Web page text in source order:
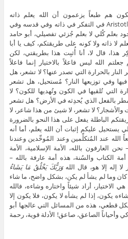
هم طبعاً يزعمون أن الله يعلم ذاته
ومُستغرِق على طريقة أرسطو Aristotle في التفكر في ذاته وفي قدسه وفي
بعلم كُلي لا بعلم جُزئي تفصيلي، أبو حامد
لا ذاته ولا كونه على طريقتكم، كيف يا أبا
قال لا، أنا أُثبِت هذا بطريقتي، لكن
الله ليس فاعلاً بالاختيار إنما فاعلاً
بالحرارة التي تصدر عنها؟ لا تشعر، هل
وفي توزيعها النار؟ مُستحيل، هل تشعر
التي تُلقيها في الكون وتُهديها للكون؟ لا
بالفعل الذي يُحدِثه في الأرض؟ هل تشعر
والأشجار؟ لا تشعر، لا شيئ من هذا شاعر، لا
الباطلة يفعل على هذا النحو بالضرورة
يستحيل عليكم إثبات أن الله يعلم، أما أنه
الله عند المُتكلِّمين وعند المُوحِّدين وعندنا
بالله، الأمة الإسلامية، الأمة
الكتاب والسُنة، هذه أمة عارفة بالله –
إله إلا هو، قال اللهوَرَبُّكَ يَخْلُقُ مَا يَشَاءُ
كان وما لم يشأ لم يكن، بشكل واضح، ما شاء
الاختيار، أراد شيئاً واختاره وشاءه، فالله
يكون، إذا لم يشأه لا يكون، فلا يكون إلا
قطعي، هذه من المسائل التي عالجها أبو
وأحياناً الصاعق، صاعق! الأدلة قوية، رحمة